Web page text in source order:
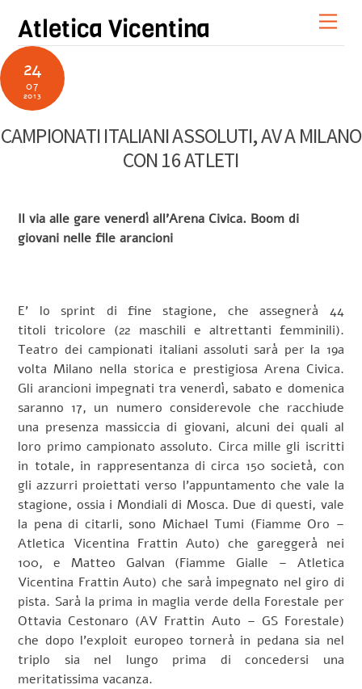
content
Atletica Vicentina
24
07
2013
CAMPIONATI ITALIANI ASSOLUTI, AV A MILANO
CON 16 ATLETI
Il via alle gare venerdì all’Arena Civica. Boom di
giovani nelle file arancioni
E’ lo sprint di fine stagione, che assegnerà 44
titoli tricolore (22 maschili e altrettanti femminili).
Teatro dei campionati italiani assoluti sarà per la 19a
volta Milano nella storica e prestigiosa Arena Civica.
Gli arancioni impegnati tra venerdì, sabato e domenica
saranno 17, un numero considerevole che racchiude
una presenza massiccia di giovani, alcuni dei quali al
loro primo campionato assoluto. Circa mille gli iscritti
in totale, in rappresentanza di circa 150 società, con
gli azzurri proiettati verso l’appuntamento che vale la
stagione, ossia i Mondiali di Mosca. Due di questi, vale
la pena di citarli, sono Michael Tumi (Fiamme Oro –
Atletica Vicentina Frattin Auto) che gareggerà nei
100, e Matteo Galvan (Fiamme Gialle – Atletica
Vicentina Frattin Auto) che sarà impegnato nel giro di
pista. Sarà la prima in maglia verde della Forestale per
Ottavia Cestonaro (AV Frattin Auto – GS Forestale)
che dopo l’exploit europeo tornerà in pedana sia nel
triplo sia nel lungo prima di concedersi una
meritatissima vacanza.